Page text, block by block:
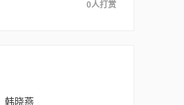
0人打赏
韩晓燕